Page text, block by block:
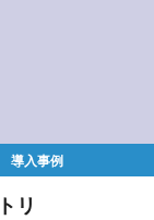
導入事例
リ